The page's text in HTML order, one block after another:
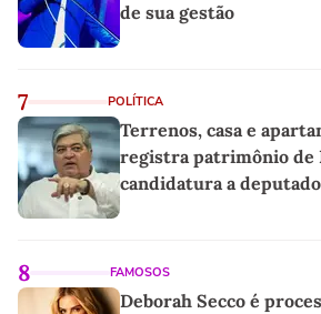
de sua gestão
7 POLÍTICA
Terrenos, casa e
registra patrimônio de
candidatura a
8 FAMOSOS
Deborah Secco é